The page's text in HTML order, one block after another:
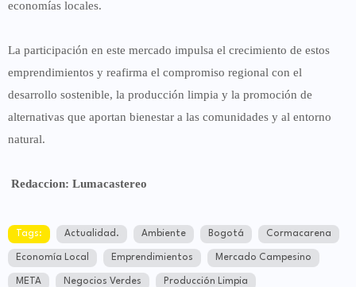
economías locales.
La participación en este mercado impulsa el crecimiento de estos
emprendimientos y reafirma el compromiso regional con el
desarrollo sostenible, la producción limpia y la promoción de
alternativas que aportan bienestar a las comunidades y al entorno
natural.
Redaccion: Lumacastereo
Tags: Actualidad. Ambiente Bogotá Cormacarena
Economía Local Emprendimientos Mercado Campesino
META Negocios Verdes Producción Limpia